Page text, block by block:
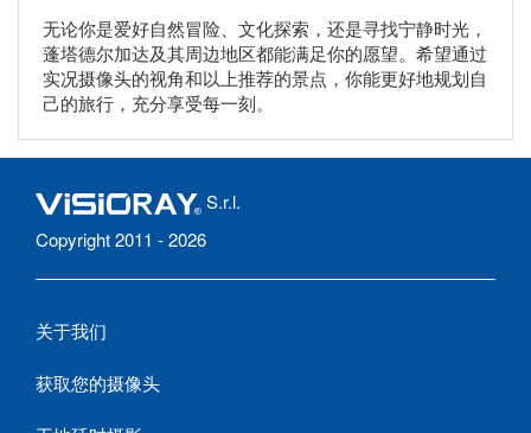
无论你是爱好自然冒险、文化探索，还是寻找宁静时光，
蓬塔德尔加达及其周边地区都能满足你的愿望。希望通过
实况摄像头的视角和以上推荐的景点，你能更好地规划自
己的旅行，充分享受每一刻。
S.r.l.
Copyright 2011 - 2026
关于我们
获取您的摄像头